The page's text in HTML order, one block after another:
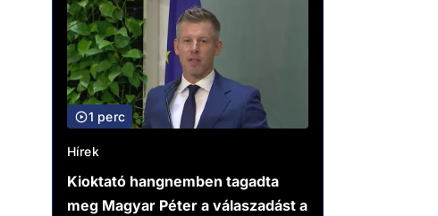
1 perc
Hírek
Kioktató hangnemben tagadta
meg Magyar Péter a válaszadást a